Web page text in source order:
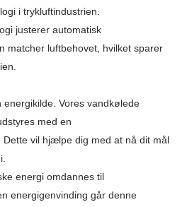
i trykluftindustrien.
justerer automatisk
matcher luftbehovet, hvilket sparer
Vores vandkølede
med en
vil hjælpe dig med at nå dit mål
energi omdannes til
energigenvinding går denne